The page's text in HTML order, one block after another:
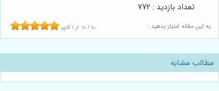
به این مقاله امتیاز بدهید : 10 / 10 از 1 کاربر
تعداد بازدید : 772
مطالب مشابه